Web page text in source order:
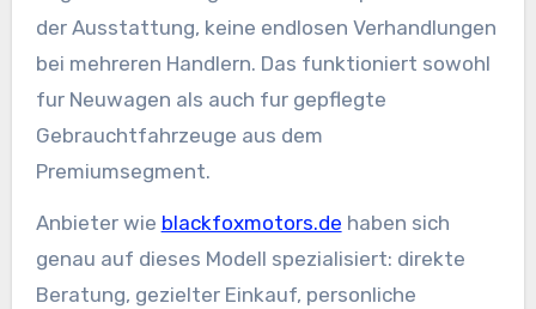
der Ausstattung, keine endlosen Verhandlungen
bei mehreren Handlern. Das funktioniert sowohl
fur Neuwagen als auch fur gepflegte
Gebrauchtfahrzeuge aus dem
Premiumsegment.
Anbieter wie blackfoxmotors.de haben sich
genau auf dieses Modell spezialisiert: direkte
Beratung, gezielter Einkauf, personliche